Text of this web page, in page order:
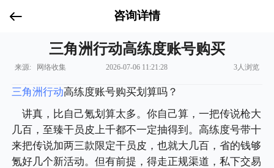
咨询详情
三角洲行动高练度账号购买
来源: 网络收集 2026-07-06 11:21:28 3人浏览
三角洲行动高练度账号购买划算吗？
讲真，比自己氪划算太多。你自己算，一把传说枪大
几百，至臻干员皮上千都不一定抽得到。高练度号带十
来把传说加两三款限定干员皮，也就大几百，省的钱够
氪好几个新活动。但有前提，得走正规渠道，私下交易